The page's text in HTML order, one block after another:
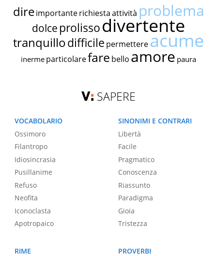
dire importante richiestaattività problema
dolce prolissodivertente
tranquillodifficile permettereacume
inerme particolarefare bello amore paura
SAPERE
VOCABOLARIO
Ossimoro
Filantropo
Idiosincrasia
Pusillanime
Refuso
Neofita
Iconoclasta
Apotropaico
SINONIMI E CONTRARI
Libertà
Facile
Pragmatico
Conoscenza
Riassunto
Paradigma
Gioia
Tristezza
RIME
PROVERBI